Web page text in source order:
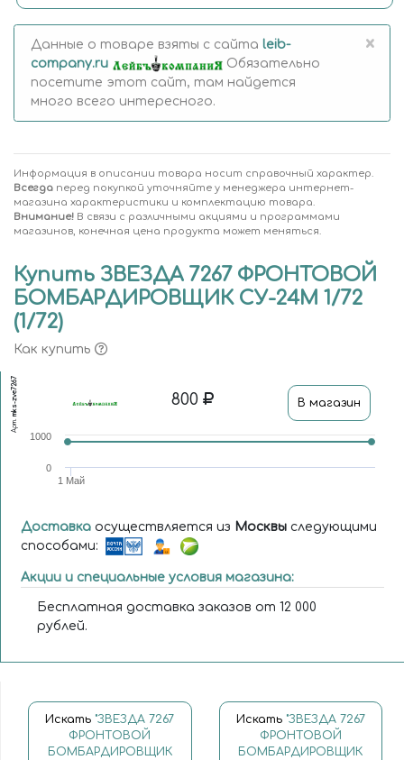
Данные о товаре взяты с сайта leib-
company.ru
Обязательно
посетите этот сайт, там найдется
много всего интересного.
×
Информация в описании товара носит справочный характер.
Всегда перед покупкой уточняйте у менеджера интернет-
магазина характеристики и комплектацию товара.
Внимание! В связи с различными акциями и программами
магазинов, конечная цена продукта может меняться.
Купить ЗВЕЗДА 7267 ФРОНТОВОЙ
БОМБАРДИРОВЩИК СУ-24М 1/72
(1/72)
Как купить
Арт.
mks-zve7267 800 В магазин
1 Май
0
1000
Доставка осуществляется из Москвы следующими
способами:
Акции и специальные условия магазина:
Бесплатная доставка заказов от 12 000
рублей.
Искать "ЗВЕЗДА 7267
ФРОНТОВОЙ
БОМБАРДИРОВЩИК
Искать "ЗВЕЗДА 7267
ФРОНТОВОЙ
БОМБАРДИРОВЩИК